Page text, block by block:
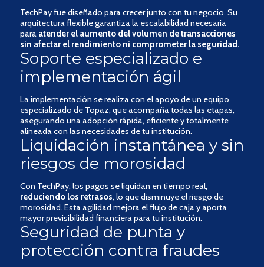
TechPay fue diseñado para crecer junto con tu negocio. Su
arquitectura flexible garantiza la escalabilidad necesaria
para atender el aumento del volumen de transacciones
sin afectar el rendimiento ni comprometer la seguridad.
Soporte especializado e
implementación ágil
La implementación se realiza con el apoyo de un equipo
especializado de Topaz, que acompaña todas las etapas,
asegurando una adopción rápida, eficiente y totalmente
alineada con las necesidades de tu institución.
Liquidación instantánea y sin
riesgos de morosidad
Con TechPay, los pagos se liquidan en tiempo real,
reduciendo los retrasos, lo que disminuye el riesgo de
morosidad. Esta agilidad mejora el flujo de caja y aporta
mayor previsibilidad financiera para tu institución.
Seguridad de punta y
protección contra fraudes